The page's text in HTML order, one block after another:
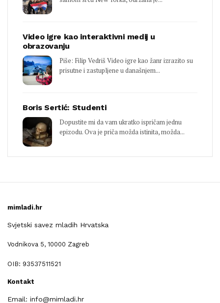
Video igre kao interaktivni medij u
obrazovanju
Piše: Filip Vedriš Video igre kao žanr izrazito su
prisutne i zastupljene u današnjem...
Boris Sertić: Studenti
Dopustite mi da vam ukratko ispričam jednu
epizodu. Ova je priča možda istinita, možda...
mimladi.hr
Svjetski savez mladih Hrvatska
Vodnikova 5, 10000 Zagreb
OIB: 93537511521
Kontakt
Email: info@mimladi.hr